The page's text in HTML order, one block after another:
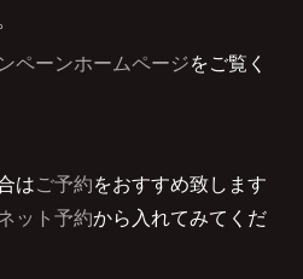
ペーンホームページをご覧く
はご予約をおすすめ致します
ット予約から入れてみてくだ